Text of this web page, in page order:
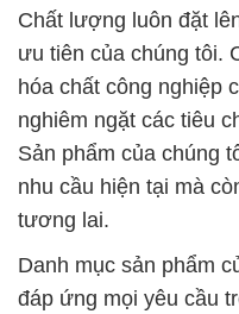
Chất lượng luôn đặt
ưu tiên của chúng tôi.
hóa chất công nghiệp
nghiêm ngặt các tiêu
Sản phẩm của chúng
nhu cầu hiện tại mà
tương lai.
Danh mục sản phẩm
đáp ứng mọi yêu cầu